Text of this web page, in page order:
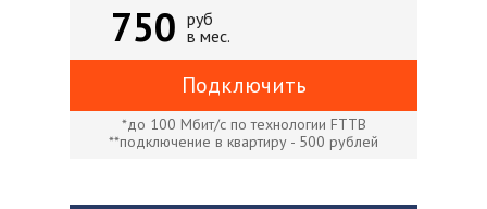
750 руб
в мес.
*до 100 Мбит/с по технологии FTTB
**подключение в квартиру - 500 рублей
Подключить